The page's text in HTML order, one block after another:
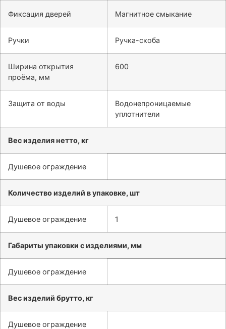
Фиксация дверей Магнитное смыкание
Ручки Ручка-скоба
Ширина открытия
проёма, мм
600
Защита от воды
Водонепроницаемые
уплотнители
Вес изделия нетто, кг
Душевое ограждение
Количество изделий в упаковке, шт
Душевое ограждение 1
Габариты упаковки с изделиями, мм
Душевое ограждение
Вес изделий брутто, кг
Душевое ограждение